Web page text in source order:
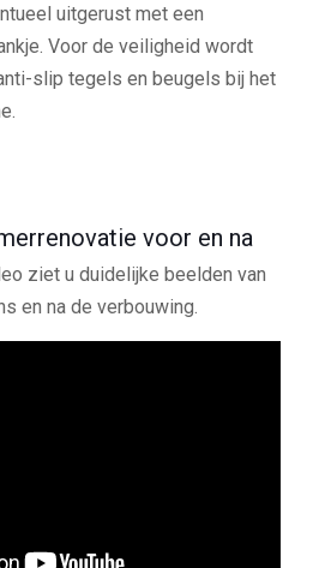
uitgerust met een
Voor de veiligheid wordt
slip tegels en beugels bij het
voor en na
ziet u duidelijke beelden van
en na de verbouwing.